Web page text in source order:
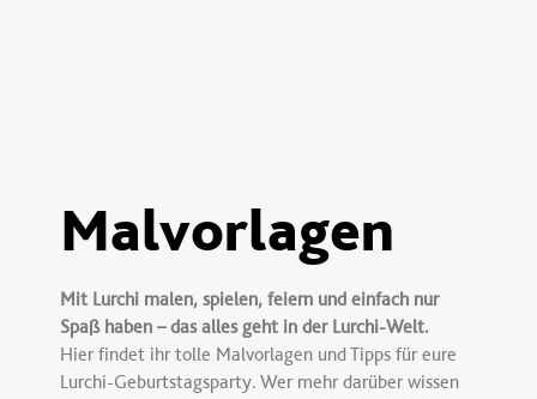
Malvorlagen
Mit Lurchi malen, spielen, feiern und einfach nur
Spaß haben – das alles geht in der Lurchi-Welt.
Hier findet ihr tolle Malvorlagen und Tipps für eure
Lurchi-Geburtstagsparty. Wer mehr darüber wissen